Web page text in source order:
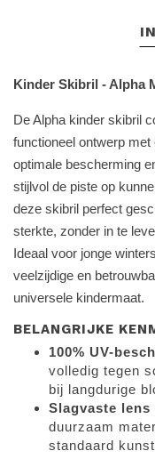
Kinder Skibril - Alpha
De Alpha kinder skibril
functioneel ontwerp
optimale bescherming
stijlvol de piste op
deze skibril perfect
sterkte, zonder in te
Ideaal voor jonge
veelzijdige en
universele kindermaat.
BELANGRIJKE
100% UV-
volledig tegen
bij langdurige
Slagvaste
duurzaam
standaard